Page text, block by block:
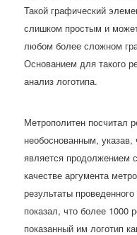
Такой графический
слишком простым и
любом более сложном
Основанием для такого
анализ логотипа.
Метрополитен посчитал
необоснованным, указав,
является продолжением
качестве аргумента
результаты
показал, что более 1000
показанный им логотип